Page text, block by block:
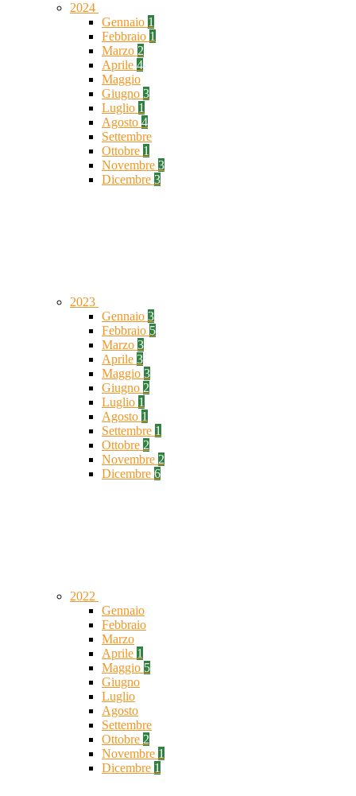
2024
Gennaio 1
Febbraio 1
Marzo 2
Aprile 4
Maggio
Giugno 3
Luglio 1
Agosto 4
Settembre
Ottobre 1
Novembre 3
Dicembre 3
2023
Gennaio 3
Febbraio 5
Marzo 3
Aprile 3
Maggio 3
Giugno 2
Luglio 1
Agosto 1
Settembre 1
Ottobre 2
Novembre 2
Dicembre 6
2022
Gennaio
Febbraio
Marzo
Aprile 1
Maggio 5
Giugno
Luglio
Agosto
Settembre
Ottobre 2
Novembre 1
Dicembre 1